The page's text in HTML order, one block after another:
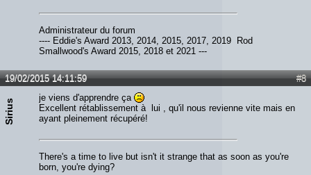
Administrateur du forum
---- Eddie's Award 2013, 2014, 2015, 2017, 2019 Rod
Smallwood's Award 2015, 2018 et 2021 ---
#8
19/02/2015 14:11:59
Sirius
je viens d'apprendre ça
Excellent rétablissement à lui , qu'il nous revienne vite mais en
ayant pleinement récupéré!
There's a time to live but isn't it strange that as soon as you're
born, you're dying?